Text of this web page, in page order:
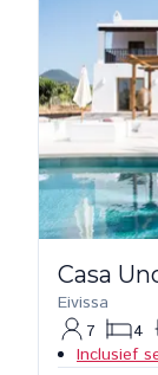
Casa
Eivissa
7
4
Inclusief